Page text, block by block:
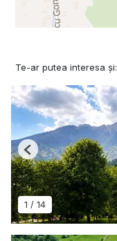
Te-ar putea interesa și:
1 / 14
Previous